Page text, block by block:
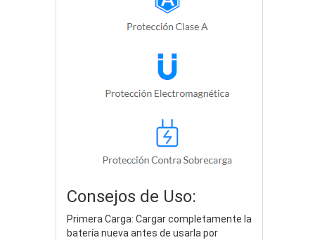
Consejos de Uso:
Primera Carga: Cargar completamente la
batería nueva antes de usarla por